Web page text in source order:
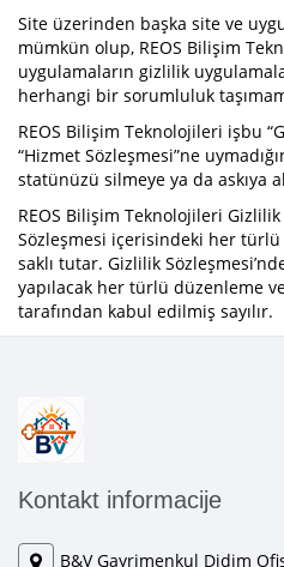
Site üzerinden başka site ve
mümkün olup, REOS Bilişim
uygulamaların gizlilik
herhangi bir sorumluluk
REOS Bilişim Teknolojileri işbu
“Hizmet Sözleşmesi”ne
statünüzü silmeye ya da askıya
REOS Bilişim Teknolojileri
Sözleşmesi içerisindeki her türlü
saklı tutar. Gizlilik
yapılacak her türlü düzenleme
tarafından kabul edilmiş sayılır.
Kontakt informacije
B&V Gayrimenkul Didim